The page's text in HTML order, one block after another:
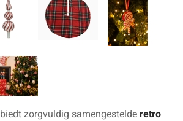
biedt zorgvuldig samengestelde retro